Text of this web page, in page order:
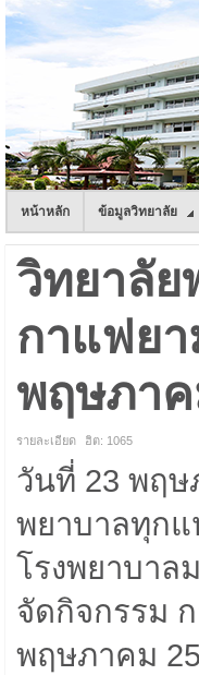
หน้าหลัก ข้อมูลวิทยาลัย
วิทยาลัย
กาแฟยา
พฤษภาค
รายละเอียด ฮิต: 1065
วันที่ 23 พฤษ
พยาบาลทุกแ
โรงพยาบาล
จัดกิจกรรม
พฤษภาคม